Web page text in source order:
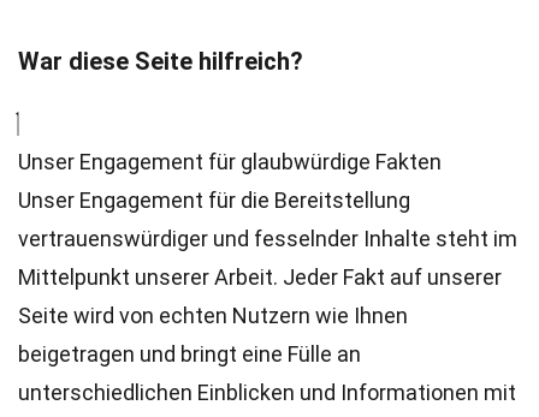
War diese Seite hilfreich?
Unser Engagement für glaubwürdige Fakten
Unser Engagement für die Bereitstellung
vertrauenswürdiger und fesselnder Inhalte steht im
Mittelpunkt unserer Arbeit. Jeder Fakt auf unserer
Seite wird von echten Nutzern wie Ihnen
beigetragen und bringt eine Fülle an
unterschiedlichen Einblicken und Informationen mit